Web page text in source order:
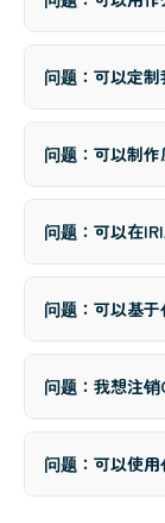
问题：可以定
问题：可以制
问题：可以在
问题：可以基
问题：我想注销
问题：可以使